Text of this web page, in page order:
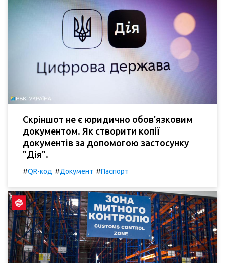
Скріншот не є юридично обов'язковим
документом. Як створити копії
документів за допомогою застосунку
"Дія".
#QR-код #Документ #Паспорт